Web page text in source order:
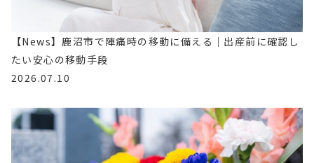
【News】鹿沼市で陣痛時の移動に備える｜出産前に確認し
たい安心の移動手段
2026.07.10